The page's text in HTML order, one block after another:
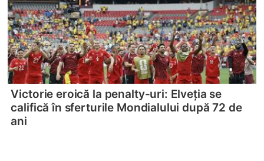
Victorie eroică la penalty-uri: Elveția se
califică în sferturile Mondialului după 72 de
ani